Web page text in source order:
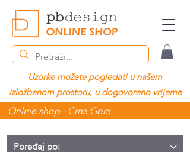
Uzorke možete pogledati u našem
izložbenom prostoru, u dogovoreno vrijeme
Online shop - Crna Gora